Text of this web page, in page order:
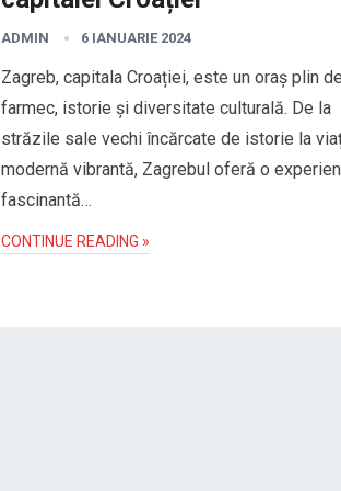
ADMIN 6 IANUARIE 2024
Zagreb, capitala Croației, este un oraș plin de
farmec, istorie și diversitate culturală. De la
străzile sale vechi încărcate de istorie la
modernă vibrantă, Zagrebul oferă o
fascinantă…
CONTINUE READING »